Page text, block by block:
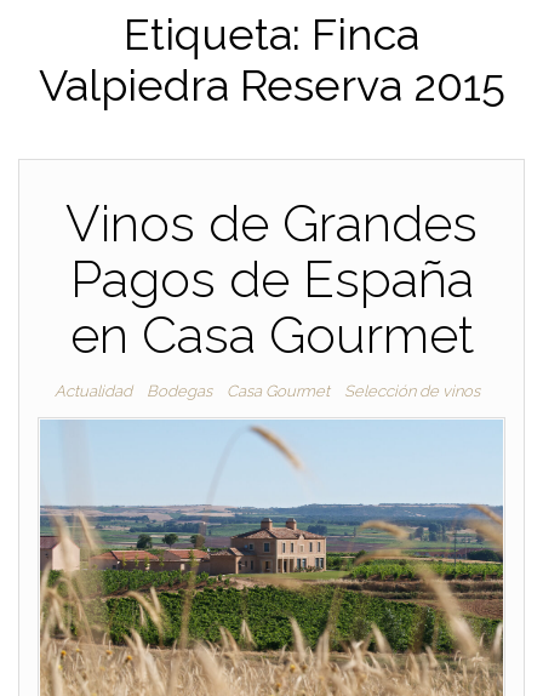
Etiqueta: Finca
Valpiedra Reserva 2015
Vinos de Grandes
Pagos de España
en Casa Gourmet
Actualidad Bodegas Casa Gourmet Selección de vinos